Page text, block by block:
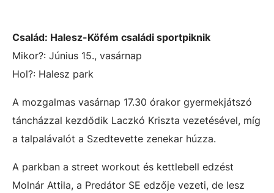
Család: Halesz-Köfém családi sportpiknik
Mikor?: Június 15., vasárnap
Hol?: Halesz park
A mozgalmas vasárnap 17.30 órakor gyermekjátszó
táncházzal kezdődik Laczkó Kriszta vezetésével, míg
a talpalávalót a Szedtevette zenekar húzza.
A parkban a street workout és kettlebell edzést
Molnár Attila, a Predátor SE edzője vezeti, de lesz